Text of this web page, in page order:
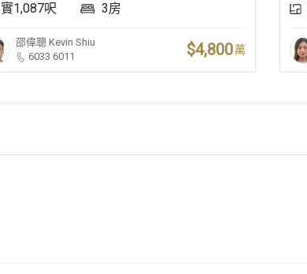
實1,087呎 3房
邵偉聰 Kevin Shiu
6033 6011
$4,800萬